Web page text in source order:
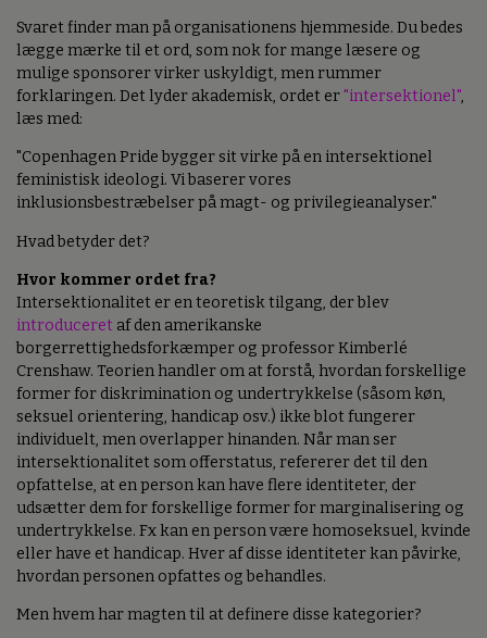
Svaret finder man på organisationens hjemmeside. Du bedes
lægge mærke til et ord, som nok for mange læsere og
mulige sponsorer virker uskyldigt, men rummer
forklaringen. Det lyder akademisk, ordet er "intersektionel",
læs med:
"Copenhagen Pride bygger sit virke på en intersektionel
feministisk ideologi. Vi baserer vores
inklusionsbestræbelser på magt- og privilegieanalyser."
Hvad betyder det?
Hvor kommer ordet fra?
Intersektionalitet er en teoretisk tilgang, der blev
introduceret af den amerikanske
borgerrettighedsforkæmper og professor Kimberlé
Crenshaw. Teorien handler om at forstå, hvordan forskellige
former for diskrimination og undertrykkelse (såsom køn,
seksuel orientering, handicap osv.) ikke blot fungerer
individuelt, men overlapper hinanden. Når man ser
intersektionalitet som offerstatus, refererer det til den
opfattelse, at en person kan have flere identiteter, der
udsætter dem for forskellige former for marginalisering og
undertrykkelse. Fx kan en person være homoseksuel, kvinde
eller have et handicap. Hver af disse identiteter kan påvirke,
hvordan personen opfattes og behandles.
Men hvem har magten til at definere disse kategorier?